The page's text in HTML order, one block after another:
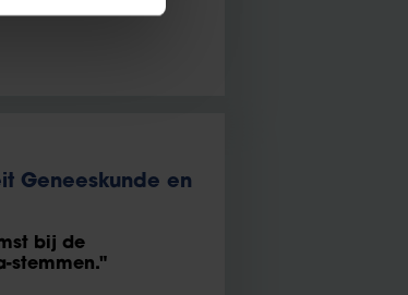
Geneeskunde en
bij de
stemmen."